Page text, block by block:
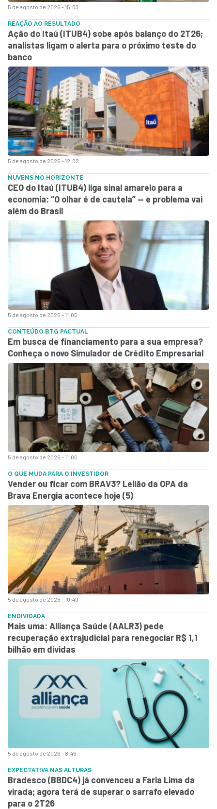
5 de agosto de 2026 - 15:03
5 de agosto de 2026 - 12:02
REAÇÃO AO RESULTADO
Ação do Itaú (ITUB4) sobe após balanço do 2T26;
analistas ligam o alerta para o próximo teste do
banco
5 de agosto de 2026 - 11:05
NUVENS NO HORIZONTE
CEO do Itaú (ITUB4) liga sinal amarelo para a
economia: “O olhar é de cautela” — e problema vai
além do Brasil
5 de agosto de 2026 - 11:00
CONTEÚDO BTG PACTUAL
Em busca de financiamento para a sua empresa?
Conheça o novo Simulador de Crédito Empresarial
5 de agosto de 2026 - 10:40
O QUE MUDA PARA O INVESTIDOR
Vender ou ficar com BRAV3? Leilão da OPA da
Brava Energia acontece hoje (5)
5 de agosto de 2026 - 8:46
ENDIVIDADA
Mais uma: Alliança Saúde (AALR3) pede
recuperação extrajudicial para renegociar R$ 1,1
bilhão em dívidas
EXPECTATIVA NAS ALTURAS
Bradesco (BBDC4) já convenceu a Faria Lima da
virada; agora terá de superar o sarrafo elevado
para o 2T26